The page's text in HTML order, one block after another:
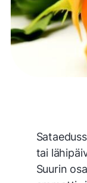
tai
Suurin